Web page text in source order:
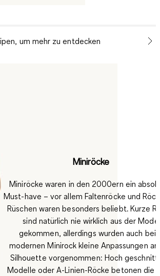
um mehr zu entdecken
Miniröcke
Miniröcke waren in den 2000ern ein
Must-have – vor allem Faltenröcke und
Rüschen waren besonders beliebt. Kurze
sind natürlich nie wirklich aus der Mode
gekommen, allerdings wurden auch
modernen Minirock kleine Anpassungen
Silhouette vorgenommen: Hoch
Modelle oder A-Linien-Röcke betonen die